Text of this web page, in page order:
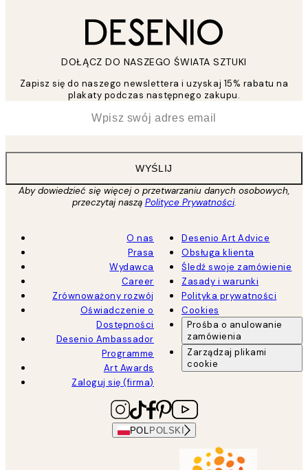
DOŁĄCZ DO NASZEGO ŚWIATA SZTUKI
Zapisz się do naszego newslettera i uzyskaj 15% rabatu na
plakaty podczas następnego zakupu.
WYŚLIJ
Aby dowiedzieć się więcej o przetwarzaniu danych osobowych,
przeczytaj naszą Polityce Prywatności.
O nas
Prasa
Wydawca
Career
Zrównoważony rozwój
Oświadczenie o
Dostępności
Desenio Ambassador
Programme
Art Awards
Zaloguj się (firma)
Desenio Art Advice
Obsługa klienta
Śledź swoje zamówienie
Zasady i warunki
Polityka prywatności
Cookies
Prośba o anulowanie
zamówienia
Zarządzaj plikami
cookie
POL POLSKI